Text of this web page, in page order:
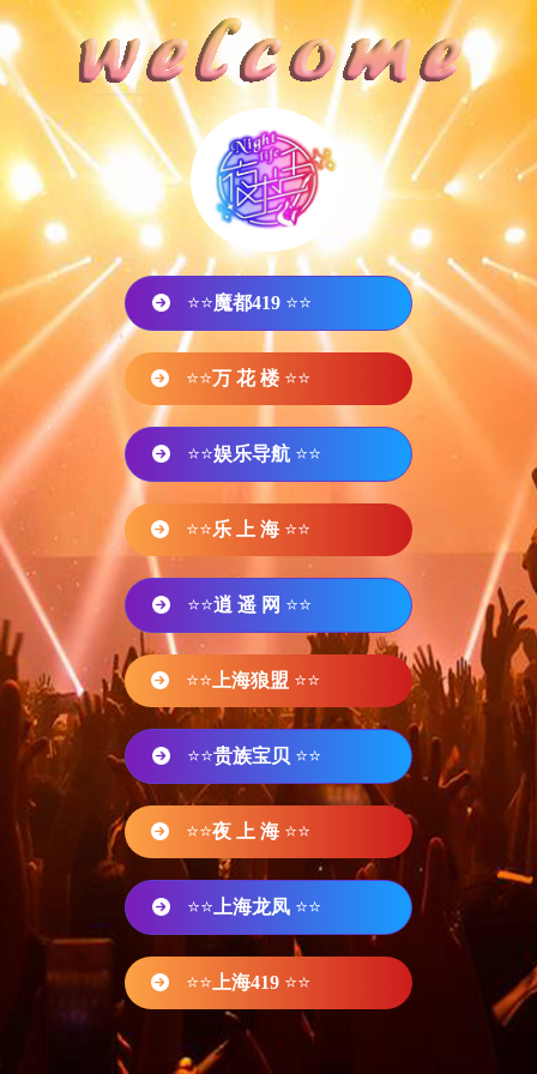
⭐⭐魔都419 ⭐⭐
⭐⭐万 花 楼 ⭐⭐
⭐⭐娱乐导航 ⭐⭐
⭐⭐乐 上 海 ⭐⭐
⭐⭐逍 遥 网 ⭐⭐
⭐⭐ 上海狼盟 ⭐⭐
⭐⭐贵族宝贝 ⭐⭐
⭐⭐夜 上 海 ⭐⭐
⭐⭐ 上海龙凤 ⭐⭐
⭐⭐ 上海419 ⭐⭐